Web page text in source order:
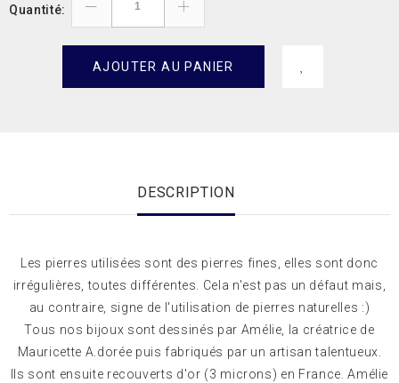
Quantité:
AJOUTER AU PANIER
DESCRIPTION
Les pierres utilisées sont des pierres fines, elles sont donc
irrégulières, toutes différentes. Cela n'est pas un défaut mais,
au contraire, signe de l'utilisation de pierres naturelles :)
Tous nos bijoux sont dessinés par Amélie, la créatrice de
Mauricette A.dorée puis fabriqués par un artisan talentueux.
Ils sont ensuite recouverts d'or (3 microns) en France. Amélie